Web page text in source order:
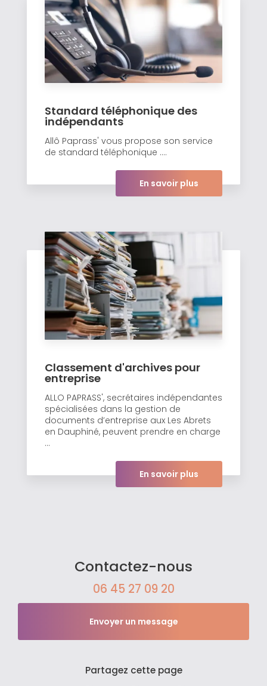
Standard téléphonique des
indépendants
Allô Paprass' vous propose son service
de standard téléphonique ....
En savoir plus
Classement d'archives pour
entreprise
ALLO PAPRASS', secrétaires indépendantes
spécialisées dans la gestion de
documents d’entreprise aux Les Abrets
en Dauphiné, peuvent prendre en charge
...
En savoir plus
Contactez-nous
06 45 27 09 20
Envoyer un message
Partagez cette page